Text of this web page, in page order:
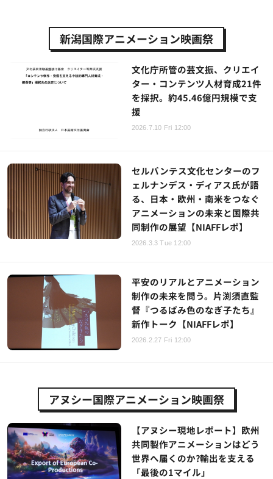
新潟国際アニメーション映画祭
文化庁所管の芸文振、クリエイ
ター・コンテンツ人材育成21件
を採択。約45.46億円規模で支
援
2026.7.10 Fri 12:00
セルバンテス文化センターのフ
ェルナンデス・ディアス氏が語
る、日本・欧州・南米をつなぐ
アニメーションの未来と国際共
同制作の展望【NIAFFレポ】
2026.3.3 Tue 12:00
平安のリアルとアニメーション
制作の未来を問う。片渕須直監
督『つるばみ色のなぎ子たち』
新作トーク【NIAFFレポ】
2026.2.27 Fri 12:00
アヌシー国際アニメーション映画祭
【アヌシー現地レポート】欧州
共同製作アニメーションはどう
世界へ届くのか?輸出を支える
「最後の1マイル」